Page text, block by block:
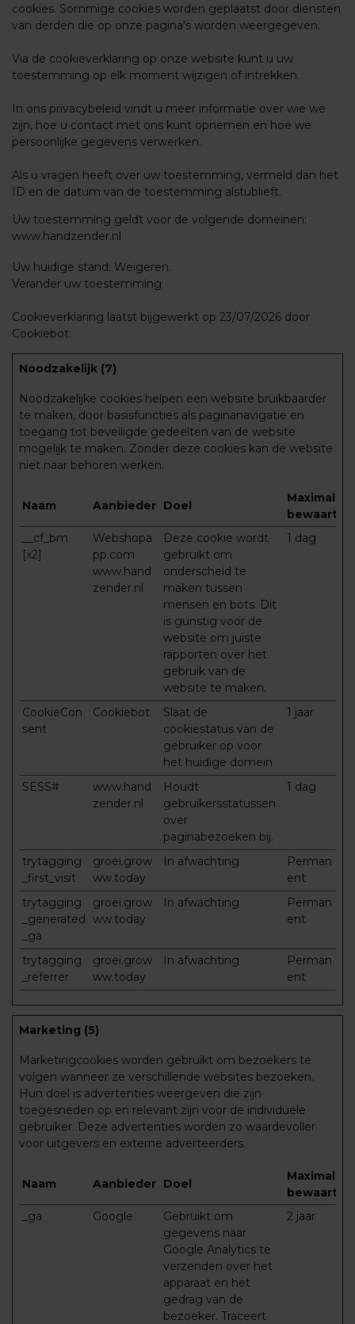
cookies. Sommige cookies worden geplaatst door diensten
van derden die op onze pagina's worden weergegeven.
Via de cookieverklaring op onze website kunt u uw
toestemming op elk moment wijzigen of intrekken.
In ons privacybeleid vindt u meer informatie over wie we
zijn, hoe u contact met ons kunt opnemen en hoe we
persoonlijke gegevens verwerken.
Als u vragen heeft over uw toestemming, vermeld dan het
ID en de datum van de toestemming alstublieft.
Uw toestemming geldt voor de volgende domeinen:
www.handzender.nl
Uw huidige stand: Weigeren.
Verander uw toestemming
Cookieverklaring laatst bijgewerkt op 23/07/2026 door
Cookiebot:
Noodzakelijk (7)
Noodzakelijke cookies helpen een website bruikbaarder
te maken, door basisfuncties als paginanavigatie en
toegang tot beveiligde gedeelten van de website
mogelijk te maken. Zonder deze cookies kan de website
niet naar behoren werken.
Naam Aanbieder Doel
Maximale
__cf_bm
[x2]
Webshopa
pp.com
www.hand
zender.nl
Deze cookie wordt
gebruikt om
onderscheid te
maken tussen
mensen en bots. Dit
is gunstig voor de
website om juiste
rapporten over het
gebruik van de
website te maken.
1 dag
CookieCon
sent
Cookiebot
Slaat de
cookiestatus van de
gebruiker op voor
het huidige domein
1 jaar
SESS#
www.hand
zender.nl
Houdt
gebruikersstatussen
over
paginabezoeken bij.
1 dag
trytagging
_first_visit
groei.grow
ww.today
In afwachting
Perman
ent
trytagging
_generated
_ga
groei.grow
ww.today
In afwachting
Perman
ent
trytagging
_referrer
groei.grow
ww.today
In afwachting
Perman
ent
Marketing (5)
Marketingcookies worden gebruikt om bezoekers te
volgen wanneer ze verschillende websites bezoeken.
Hun doel is advertenties weergeven die zijn
toegesneden op en relevant zijn voor de individuele
gebruiker. Deze advertenties worden zo waardevoller
voor uitgevers en externe adverteerders.
Naam Aanbieder Doel
Maximale
_ga
Google
Gebruikt om
gegevens naar
Google Analytics te
verzenden over het
apparaat en het
gedrag van de
bezoeker. Traceert
2 jaar